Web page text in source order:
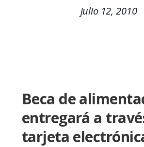
julio 12, 2010
Beca de
entregará a
tarjeta